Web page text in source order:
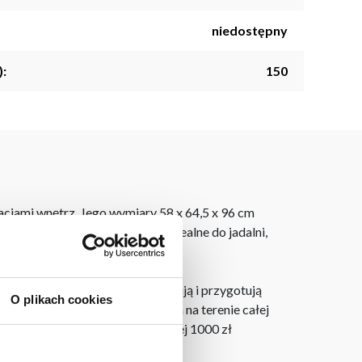
O plikach cookies
niedostępny
150
wnętrz. Jego wymiary 58 x 64,5 x 96 cm
jego wyrafinowany design. Idealne do jadalni,
3D bezpłatnie zaprojektują i przygotują
do 3 dni roboczych na terenie całej
Wszystkie zamówienia powyżej 1000 zł